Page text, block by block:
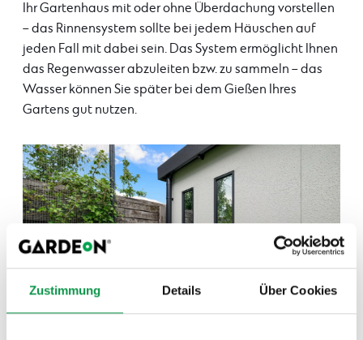
Zustimmung Details Über Cookies
Ihr Gartenhaus mit oder ohne Überdachung vorstellen
– das Rinnensystem sollte bei jedem Häuschen auf
jeden Fall mit dabei sein. Das System ermöglicht Ihnen
das Regenwasser abzuleiten bzw. zu sammeln – das
Wasser können Sie später bei dem Gießen Ihres
Gartens gut nutzen.